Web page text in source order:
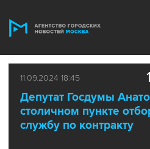
11.09.2024 18:45
Депутат Госдумы
столичном пункте
службу по контракту